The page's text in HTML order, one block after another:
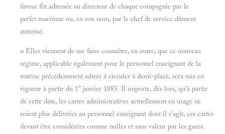
faveur fût adressée au directeur de chaque compagnie par le
préfet maritime ou, en son nom, par le chef de service dûment
autorisé.
u Elles viennent de me faire connaître, en outre, que ce nouveau
régime, applicable également pour le personnel enseignant de la
marine précédemment admis à circuler à demi-place, sera mis en
vigueur à partir du 1" janvier 1885. Il importe, dès lors, qu'à partir
de cette date, les cartes administratives actuellement en usage ne
soient plus délivrées au personnel enseignant dont il s'agit, ces cartes
devant être considérées comme nulles et sans valeur par les gares.